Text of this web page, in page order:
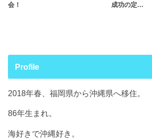
会！
成功の定…
Profile
2018年春、福岡県から沖縄県へ移住。
86年生まれ。
海好きで沖縄好き。